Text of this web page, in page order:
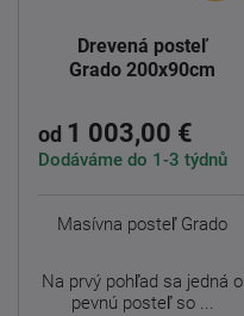
Drevená posteľ
Grado 200x90cm
od 1 003,00 €
Dodáváme do 1-3 týdnů
Masívna posteľ Grado
Na prvý pohľad sa jedná o
pevnú posteľ so ...